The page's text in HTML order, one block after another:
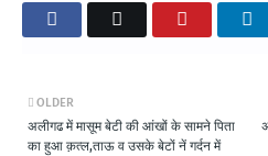
OLDER
अलीगढ में मासूम बेटी की आंखों के सामने पिता
का हुआ क़त्ल,ताऊ व उसके बेटों नें गर्दन में